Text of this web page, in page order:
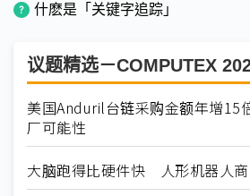
什麽是「关键字追踪」
议题精选－COMPUTEX
美国Anduril台链采购金额年增
厂可能性
大脑跑得比硬件快 人形机器人商